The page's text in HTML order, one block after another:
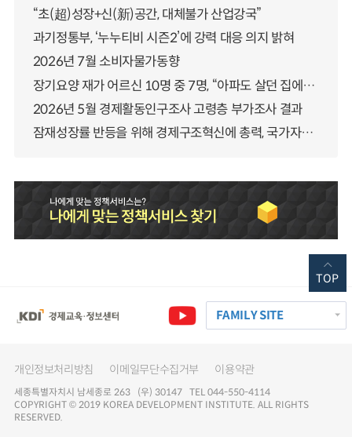
“초(超)성장+신(新)공간, 대체불가 산업강국”
과기정통부, ‘누누티비 시즌2’에 강력 대응 의지 밝혀
2026년 7월 소비자물가동향
장기요양 재가 어르신 10명 중 7명, “아파도 살던 집에서 살겠다” 「2025년 장기요양실태조사」 결과 발표
2026년 5월 경제활동인구조사 고령층 부가조사 결과
잠재성장률 반등을 위해 경제구조혁신에 총력, 국가자산 관리체계 대전환
FAMILY SITE
개인정보처리방침 이메일무단수집거부 이용약관
세종특별자치시 남세종로 263 (우) 30147 TEL 044-550-4114
COPYRIGHT © 2019 KOREA DEVELOPMENT INSTITUTE. ALL RIGHTS
RESERVED.
TOP